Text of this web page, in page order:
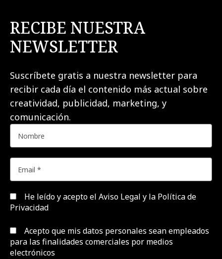
RECIBE NUESTRA
NEWSLETTER
Suscríbete gratis a nuestra newsletter para
recibir cada día el contenido más actual sobre
creatividad, publicidad, marketing, y
comunicación.
He leído y acepto el Aviso Legal y la Política de
Privacidad
Acepto que mis datos personales sean empleados
para las finalidades comerciales por medios
electrónicos